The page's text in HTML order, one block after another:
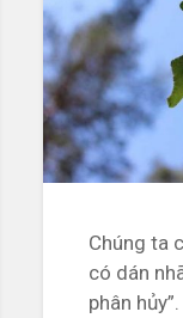
Chúng ta
có dán
phân